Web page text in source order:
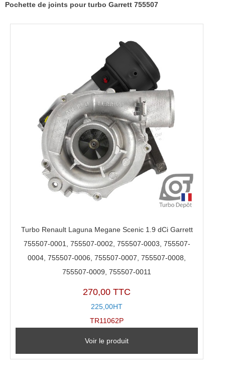
Pochette de joints pour turbo Garrett 755507
Turbo Renault Laguna Megane Scenic 1.9 dCi Garrett
755507-0001, 755507-0002, 755507-0003, 755507-
0004, 755507-0006, 755507-0007, 755507-0008,
755507-0009, 755507-0011
270,00 TTC
225,00HT
TR11062P
Voir le produit